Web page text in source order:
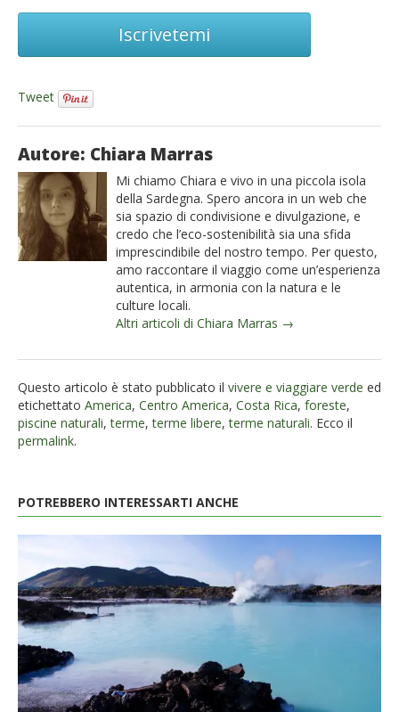
Iscrivetemi
Tweet
Autore: Chiara Marras
Mi chiamo Chiara e vivo in una piccola isola
della Sardegna. Spero ancora in un web che
sia spazio di condivisione e divulgazione, e
credo che l’eco-sostenibilità sia una sfida
imprescindibile del nostro tempo. Per questo,
amo raccontare il viaggio come un’esperienza
autentica, in armonia con la natura e le
culture locali.
Altri articoli di Chiara Marras →
Questo articolo è stato pubblicato il vivere e viaggiare verde ed
etichettato America, Centro America, Costa Rica, foreste,
piscine naturali,terme,terme libere,terme naturali. Ecco il
permalink.
POTREBBERO INTERESSARTI ANCHE